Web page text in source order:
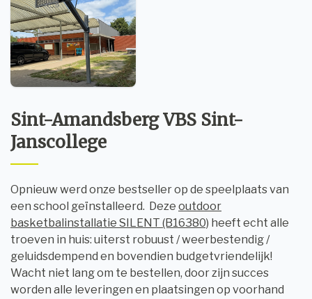
Sint-Amandsberg VBS Sint-
Janscollege
Opnieuw werd onze bestseller op de speelplaats van
een school geïnstalleerd. Deze outdoor
basketbalinstallatie SILENT (B16380) heeft echt alle
troeven in huis: uiterst robuust / weerbestendig /
geluidsdempend en bovendien budgetvriendelijk!
Wacht niet lang om te bestellen, door zijn succes
worden alle leveringen en plaatsingen op voorhand